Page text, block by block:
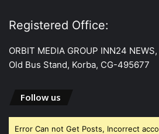
Registered Office:
ORBIT MEDIA GROUP INN24
Old Bus Stand, Korba, CG-495677
Follow us
Error Can not Get Posts, Incorrect